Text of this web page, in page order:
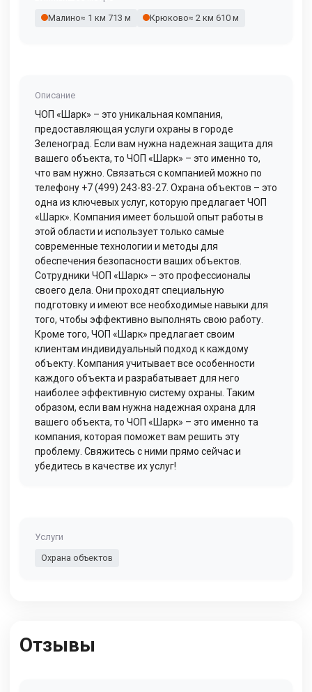
Малино≈ 1 км 713 м Крюково≈ 2 км 610 м
Описание
ЧОП «Шарк» – это уникальная компания,
предоставляющая услуги охраны в городе
Зеленоград. Если вам нужна надежная защита для
вашего объекта, то ЧОП «Шарк» – это именно то,
что вам нужно. Связаться с компанией можно по
телефону +7 (499) 243-83-27. Охрана объектов – это
одна из ключевых услуг, которую предлагает ЧОП
«Шарк». Компания имеет большой опыт работы в
этой области и использует только самые
современные технологии и методы для
обеспечения безопасности ваших объектов.
Сотрудники ЧОП «Шарк» – это профессионалы
своего дела. Они проходят специальную
подготовку и имеют все необходимые навыки для
того, чтобы эффективно выполнять свою работу.
Кроме того, ЧОП «Шарк» предлагает своим
клиентам индивидуальный подход к каждому
объекту. Компания учитывает все особенности
каждого объекта и разрабатывает для него
наиболее эффективную систему охраны. Таким
образом, если вам нужна надежная охрана для
вашего объекта, то ЧОП «Шарк» – это именно та
компания, которая поможет вам решить эту
проблему. Свяжитесь с ними прямо сейчас и
убедитесь в качестве их услуг!
Услуги
Охрана объектов
Отзывы